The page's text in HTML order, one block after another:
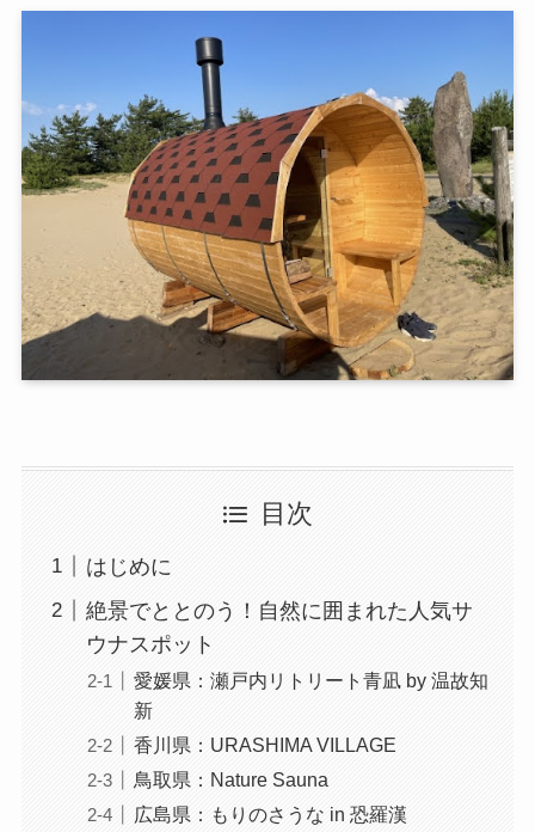
目次
はじめに
絶景でととのう！自然に囲まれた人気サ
ウナスポット
愛媛県：瀬戸内リトリート青凪 by 温故知
新
香川県：URASHIMA VILLAGE
鳥取県：Nature Sauna
広島県：もりのさうな in 恐羅漢